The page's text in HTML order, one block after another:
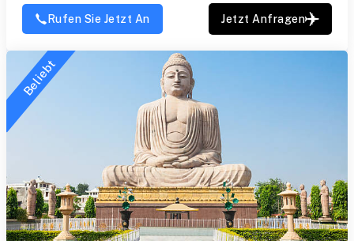
Rufen Sie Jetzt An Jetzt Anfragen
Beliebt